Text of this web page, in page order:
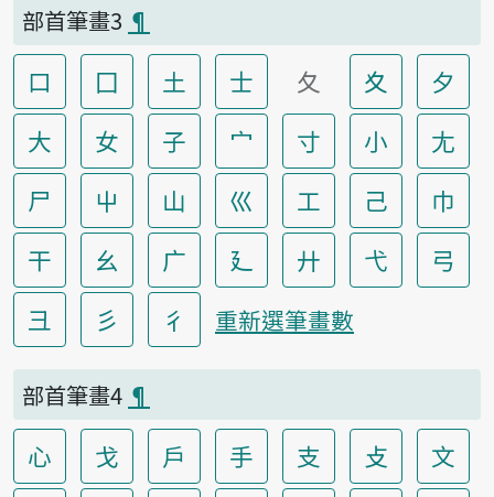
部首筆畫3 ¶
口 囗 土 士 夂 夊
夕
大
女 子 宀 寸 小
尢
尸
屮 山 巛 工 己
巾
干
幺 广 廴 廾 弋
弓
彐
彡 彳 重新選筆畫數
部首筆畫4 ¶
心 戈 戶 手 支 攴
文